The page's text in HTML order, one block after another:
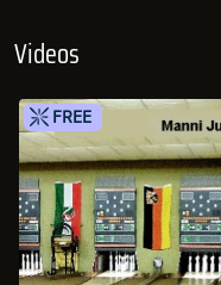
Videos
FREE